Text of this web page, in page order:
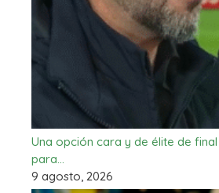
Una opción cara y de élite de
para…
9 agosto, 2026